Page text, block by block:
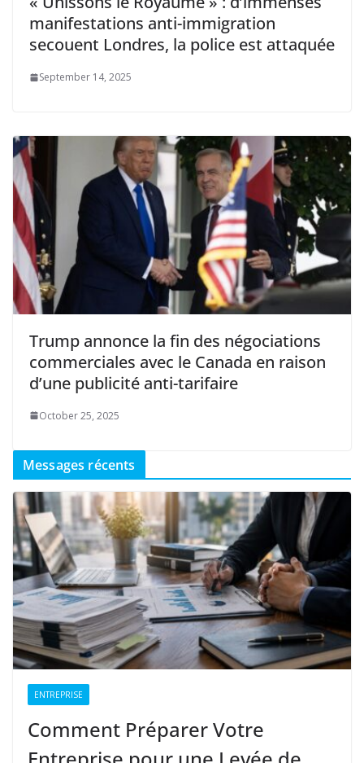
manifestations anti-immigration
secouent Londres, la police est attaquée
September 14, 2025
Trump annonce la fin des négociations
commerciales avec le Canada en raison
d’une publicité anti-tarifaire
October 25, 2025
Messages récents
ENTREPRISE
Comment Préparer Votre